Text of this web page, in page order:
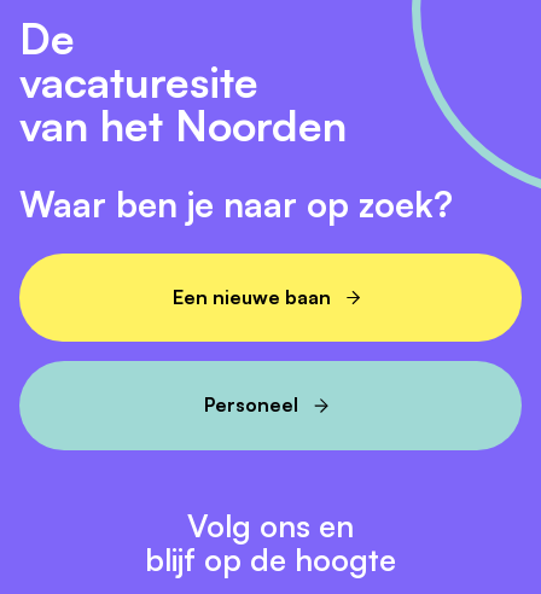
De
vacaturesite
van het Noorden
Waar ben je naar op zoek?
Een nieuwe baan
Personeel
Volg ons en
blijf op de hoogte